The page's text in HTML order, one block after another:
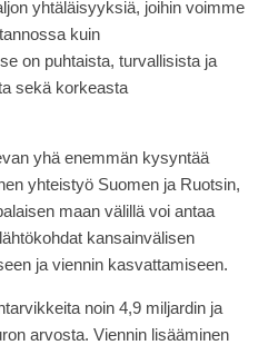
yhtäläisyyksiä, joihin voimme
kuin
on puhtaista, turvallisista ja
sekä korkeasta
yhä enemmän kysyntää
yhteistyö Suomen ja Ruotsin,
maan välillä voi antaa
kansainvälisen
ja viennin kasvattamiseen.
noin 4,9 miljardin ja
arvosta. Viennin lisääminen